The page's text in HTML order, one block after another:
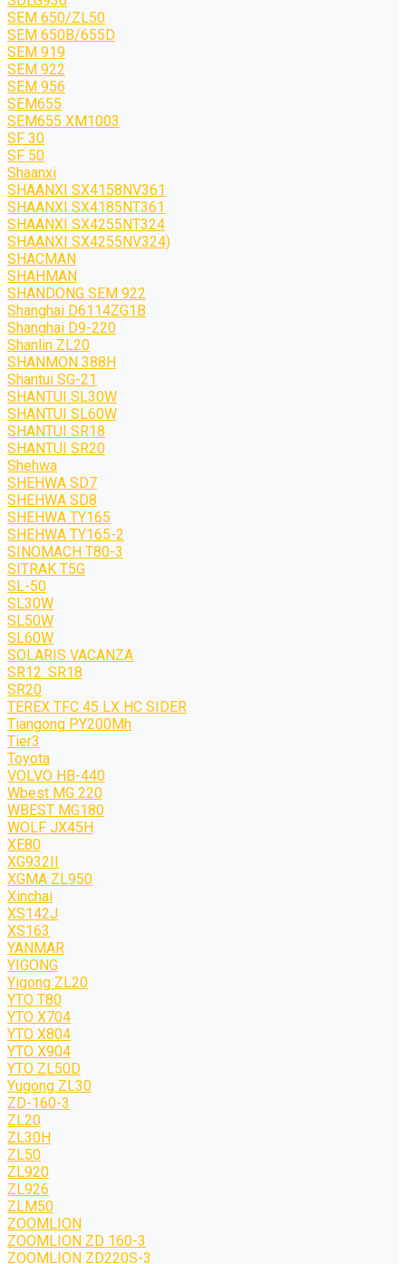
SEM 650/ZL50
SEM 650B/655D
SEM 919
SEM 922
SEM 956
SEM655
SEM655 XM1003
SF 30
SF 50
Shaanxi
SHAANXI SX4158NV361
SHAANXI SX4185NT361
SHAANXI SX4255NT324
SHAANXI SX4255NV324)
SHACMAN
SHAHMAN
SHANDONG SEM 922
Shanghai D6114ZG1B
Shanghai D9-220
Shanlin ZL20
SHANMON 388H
Shantui SG-21
SHANTUI SL30W
SHANTUI SL60W
SHANTUI SR18
SHANTUI SR20
Shehwa
SHEHWA SD7
SHEHWA SD8
SHEHWA TY165
SHEHWA TY165-2
SINOMACH T80-3
SITRAK T5G
SL-50
SL30W
SL50W
SL60W
SOLARIS VACANZA
SR12. SR18
SR20
TEREX TFC 45 LX HC SIDER
Tiangong PY200Mh
Tier3
Toyota
VOLVO HB-440
Wbest MG 220
WBEST MG180
WOLF JХ45H
XE80
XG932II
XGMA ZL950
Xinchai
XS142J
XS163
YANMAR
YIGONG
Yigong ZL20
YTO T80
YTO X704
YTO X804
YTO X904
YTO ZL50D
Yugong ZL30
ZD-160-3
ZL20
ZL30H
ZL50
ZL920
ZL926
ZLM50
ZOOMLION
ZOOMLION ZD 160-3
ZOOMLION ZD220S-3